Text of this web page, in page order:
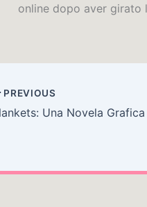
online dopo aver girato
PREVIOUS